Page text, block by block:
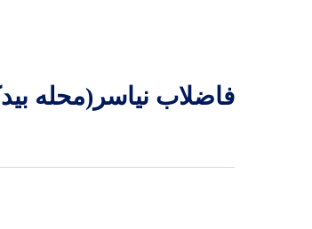
فاضلاب نیاسر(محله